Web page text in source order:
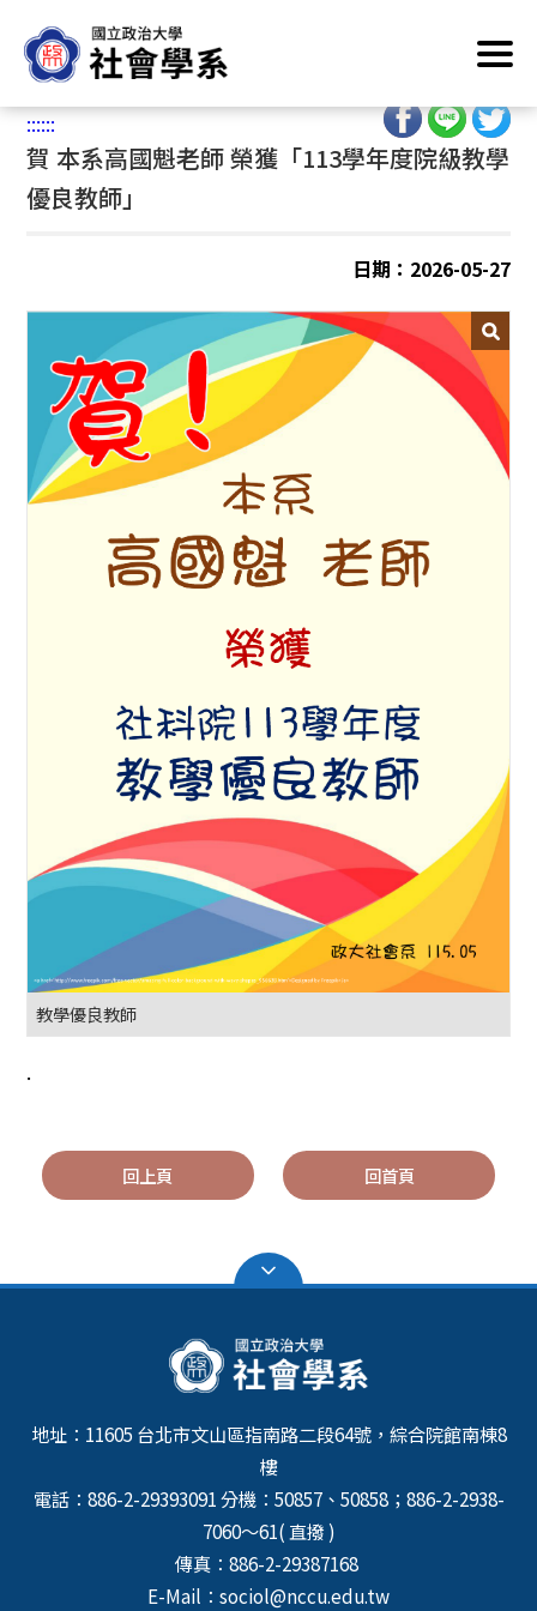
到
主
要
內
容
區
首頁 /學術榮譽
::::::
賀 本系高國魁老師 榮獲「113學年度院級教學
優良教師」
日期：2026-05-27
教學優良教師
.
回上頁 回首頁
地址：11605 台北市文山區指南路二段64號，綜合院館南棟8
樓
電話：886-2-29393091 分機：50857、50858；886-2-2938-
7060～61( 直撥 )
傳真：886-2-29387168
E-Mail：sociol@nccu.edu.tw